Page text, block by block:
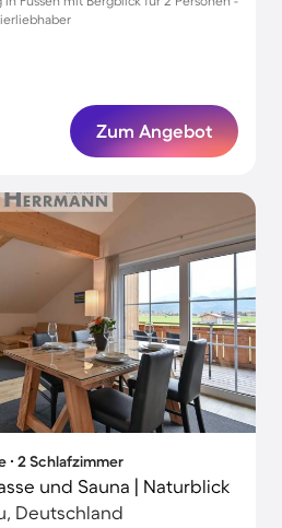
Zum Angebot
∙ 2 Schlafzimmer
und Sauna | Naturblick
Deutschland